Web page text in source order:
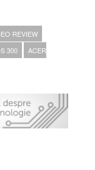
REVIEW
300
ACER